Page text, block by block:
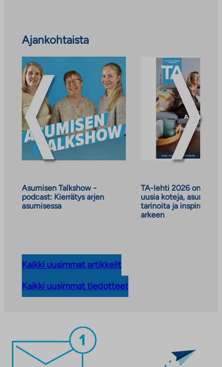
ajankohtaiset
ja
tiedotteet
Ajankohtaista
Asumisen Talkshow -
podcast: Kierrätys arjen
asumisessa
TA-lehti 2026 on
uusia koteja, asumisen
tarinoita ja
arkeen
Kaikki uusimmat artikkelit
Kaikki uusimmat tiedotteet